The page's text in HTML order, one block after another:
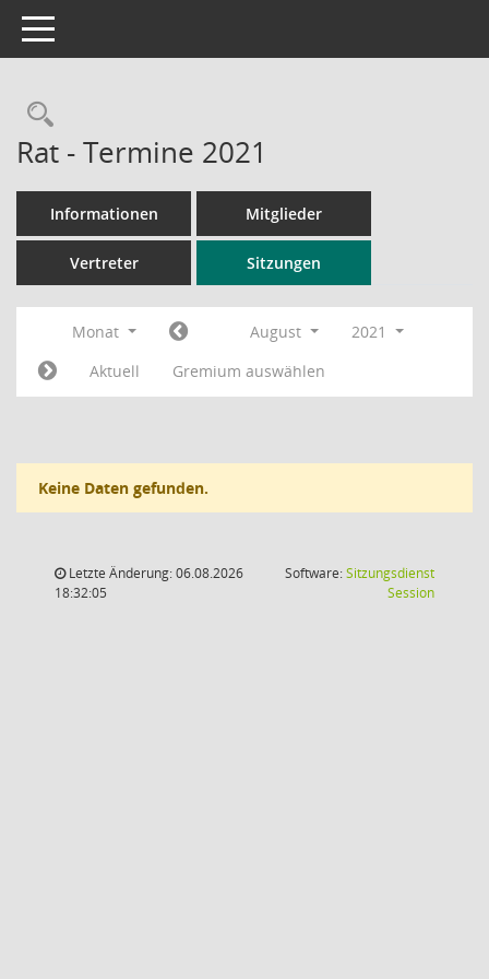
Toggle navigation
Rechercheauswahl
Rat - Termine 2021
Informationen Mitglieder
Vertreter Sitzungen
Monat August
2021
Aktuell
Gremium auswählen
Keine Daten gefunden.
Letzte Änderung: 06.08.2026
18:32:05
Software:Sitzungsdienst
Session(Wird in